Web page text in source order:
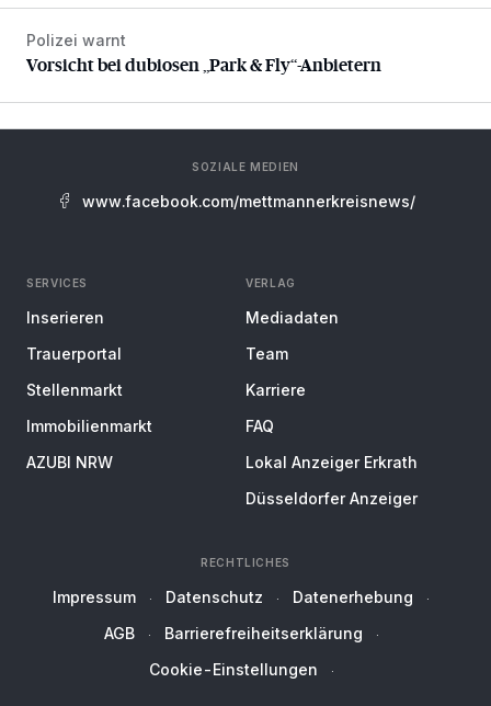
Vorsicht bei dubiosen „Park & Fly“-Anbietern
Polizei warnt
Vorsicht bei dubiosen „Park & Fly“-Anbietern
SOZIALE MEDIEN
www.facebook.com/mettmannerkreisnews/
SERVICES
Inserieren
Trauerportal
Stellenmarkt
Immobilienmarkt
AZUBI NRW
VERLAG
Mediadaten
Team
Karriere
FAQ
Lokal Anzeiger Erkrath
Düsseldorfer Anzeiger
RECHTLICHES
Impressum Datenschutz
Datenerhebung
AGB
Barrierefreiheitserklärung
Cookie-Einstellungen